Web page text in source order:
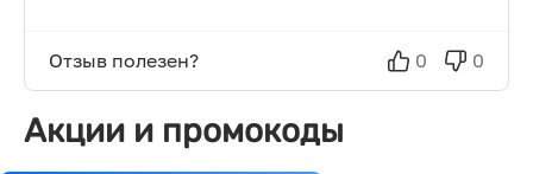
Отзыв полезен? 0 0
Акции и промокоды